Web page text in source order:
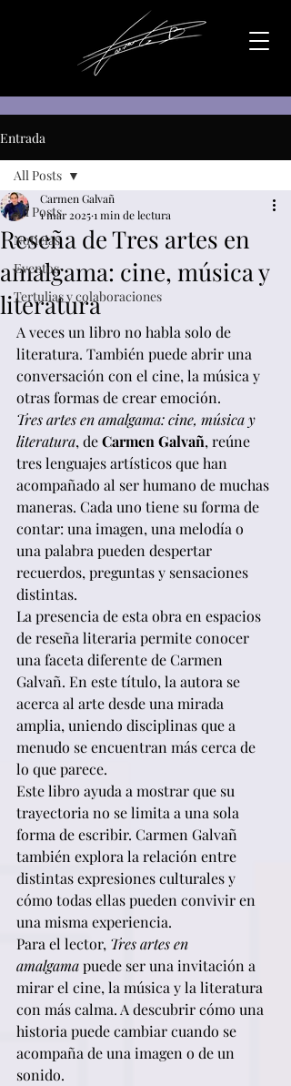
Entrada
All Posts
Noticias
Eventos
Tertulias y colaboraciones
All Posts
Reseña de Tres artes en
amalgama: cine, música y
literatura
Carmen Galvañ
1 mar 20251 min de lectura
A veces un libro no habla solo de
literatura. También puede abrir una
conversación con el cine, la música y
otras formas de crear emoción.
Tres artes en amalgama: cine, música y
literatura, de Carmen Galvañ, reúne
tres lenguajes artísticos que han
acompañado al ser humano de muchas
maneras. Cada uno tiene su forma de
contar: una imagen, una melodía o
una palabra pueden despertar
recuerdos, preguntas y sensaciones
distintas.
La presencia de esta obra en espacios
de reseña literaria permite conocer
una faceta diferente de Carmen
Galvañ. En este título, la autora se
acerca al arte desde una mirada
amplia, uniendo disciplinas que a
menudo se encuentran más cerca de
lo que parece.
Este libro ayuda a mostrar que su
trayectoria no se limita a una sola
forma de escribir. Carmen Galvañ
también explora la relación entre
distintas expresiones culturales y
cómo todas ellas pueden convivir en
una misma experiencia.
Para el lector, Tres artes en
amalgama puede ser una invitación a
mirar el cine, la música y la literatura
con más calma. A descubrir cómo una
historia puede cambiar cuando se
acompaña de una imagen o de un
sonido.